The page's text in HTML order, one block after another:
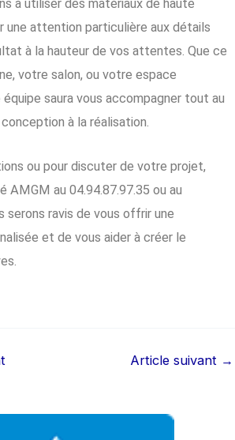
à utiliser des matériaux de haute
une attention particulière aux détails
à la hauteur de vos attentes. Que ce
votre salon, ou votre espace
saura vous accompagner tout au
à la réalisation.
ou pour discuter de votre projet,
au 04.94.87.97.35 ou au
serons ravis de vous offrir une
et de vous aider à créer le
Article suivant →